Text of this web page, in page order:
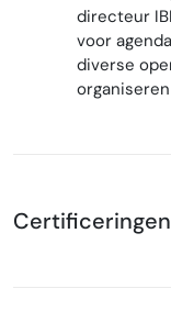
directeur
voor
diverse
Certificeringen